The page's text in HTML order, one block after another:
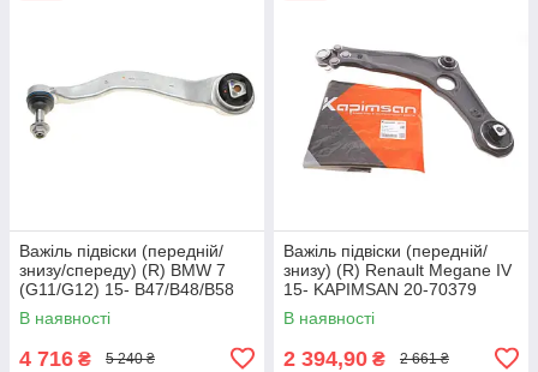
Важіль підвіски (передній/
знизу/спереду) (R) BMW 7
(G11/G12) 15- B47/B48/B58
MEYLE 316 050 0152/HD
UA61
В наявності
4 716 ₴ 5 240 ₴
Важіль підвіски (передній/
знизу) (R) Renault Megane IV
15- KAPIMSAN 20-70379
UA61
В наявності
2 394,90 ₴ 2 661 ₴